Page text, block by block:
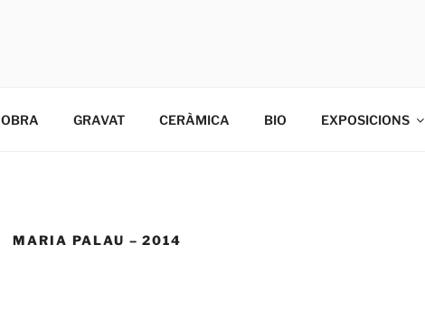
OBRA GRAVAT CERÀMICA BIO EXPOSICIONS
MARIA PALAU – 2014